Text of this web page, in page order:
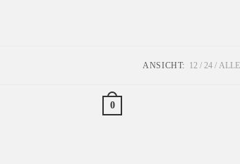
0
ANSICHT: 12 24 ALLE